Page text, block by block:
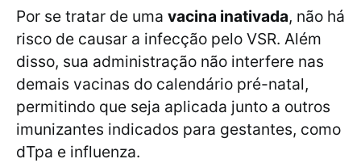
Por se tratar de uma vacina inativada, não há
risco de causar a infecção pelo VSR. Além
disso, sua administração não interfere nas
demais vacinas do calendário pré-natal,
permitindo que seja aplicada junto a outros
imunizantes indicados para gestantes, como
dTpa e influenza.